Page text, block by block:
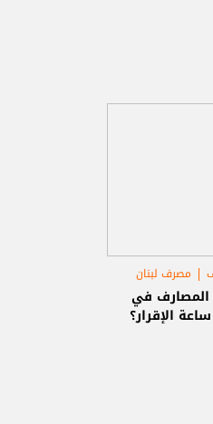
مصرف لبنان
المصارف في
الإقرار؟